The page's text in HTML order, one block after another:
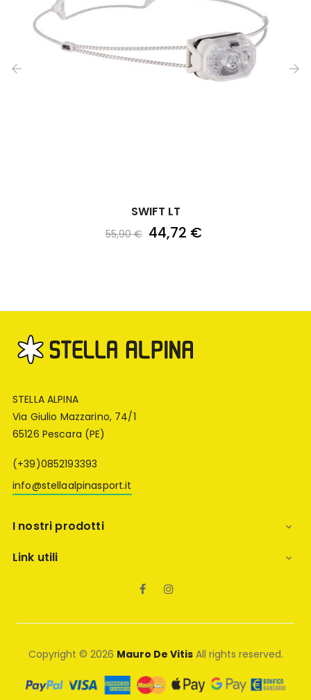
SWIFT LT
55,90 € 44,72 €
STELLA ALPINA
Via Giulio Mazzarino, 74/1
65126 Pescara (PE)
(+39)0852193393
info@stellaalpinasport.it
I nostri prodotti 
Link utili 
Facebook
Copyright © 2026 Mauro De VitisAll rights reserved.